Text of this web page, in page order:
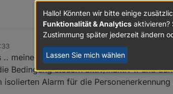
.. meine hat PersonDetection .. es gibt
Bedingung steuern aktiv/inaktiv .. und
isolierten Alarm für die
Hallo! Könnten wir bitte einige
Funktionalität & Analytics aktivieren?
Zustimmung später jederzeit ändern
Lassen Sie mich wählen